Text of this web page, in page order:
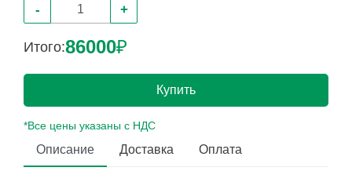
- +
Итого:86000₽
Купить
*Все цены указаны с НДС
Описание Доставка Оплата